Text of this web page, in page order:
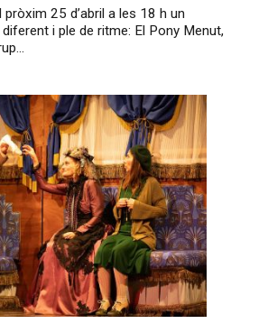
pròxim 25 d’abril a les 18 h un
i ple de ritme: El Pony Menut,